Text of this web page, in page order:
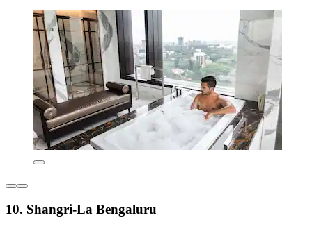
10. Shangri-La Bengaluru